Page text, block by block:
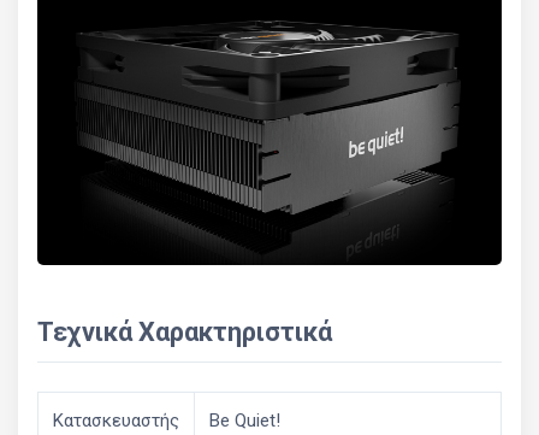
Τεχνικά Χαρακτηριστικά
Κατασκευαστής Be Quiet!